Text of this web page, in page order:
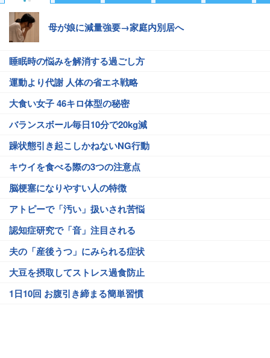
母が娘に減量強要→家庭内別居へ
睡眠時の悩みを解消する過ごし方
運動より代謝 人体の省エネ戦略
大食い女子 46キロ体型の秘密
バランスボール毎日10分で20kg減
躁状態引き起こしかねないNG行動
キウイを食べる際の3つの注意点
脳梗塞になりやすい人の特徴
アトピーで「汚い」扱いされ苦悩
認知症研究で「音」注目される
夫の「産後うつ」にみられる症状
大豆を摂取してストレス過食防止
1日10回 お腹引き締まる簡単習慣